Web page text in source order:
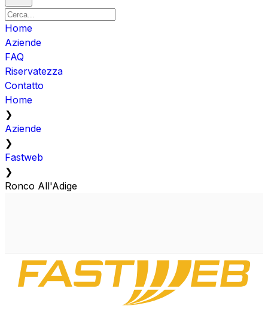
Home
Aziende
FAQ
Riservatezza
Contatto
Home
❯
Aziende
❯
Fastweb
❯
Ronco All'Adige